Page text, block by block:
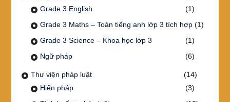
Grade 3 English
(1)
Grade 3 Maths – Toán tiếng anh lớp 3 tích hợp(1)
Grade 3 Science – Khoa học lớp 3
(1)
Ngữ pháp
(6)
Thư viện pháp luật
(14)
Hiến pháp
(3)